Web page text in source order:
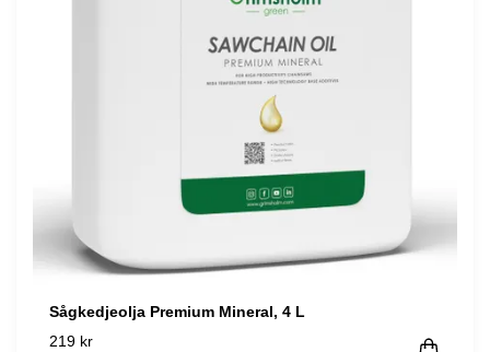
Sågkedjeolja Premium Mineral, 4 L
219 kr